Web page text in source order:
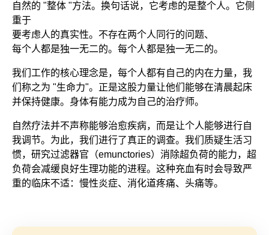
自然的 "整体 "方法。换句话说，它考虑的是整个人。它侧
重于
要考虑人的真实性。不存在两个人同行的问题、
每个人都是独一无二的。每个人都是独一无二的。
我们工作的核心理念是，每个人都有自己的内在力量，我
们称之为 "生命力"。正是这股力量让他们能够在清晨起床
并保持健康。身体有能力成为自己的治疗师。
自然疗法并不声称能够治愈疾病，而是让个人能够进行自
我调节。为此，我们进行了真正的调查。我们质疑生活习
惯，研究过滤器官（emunctories）消除超负荷的能力，超
负荷会减缓良好生理功能的进程。这种充血有时会导致严
重的临床不适：慢性炎症、消化道疼痛、头痛等。